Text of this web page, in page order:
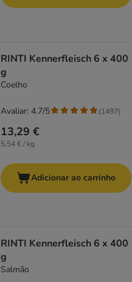
RINTI Kennerfleisch 6 x 400
g
Coelho
13,29 €
5,54 € / kg
Avaliar: 4.7/5 (1497)
Adicionar ao carrinho
RINTI Kennerfleisch 6 x 400
g
Salmão